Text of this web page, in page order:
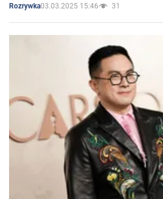
Rozrywka03.03.2025 15:46 31